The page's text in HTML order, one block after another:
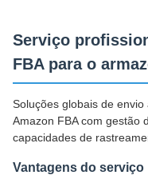
Serviço
FBA para o
Soluções globais de
Amazon FBA com gestão
capacidades de
Vantagens do serviço